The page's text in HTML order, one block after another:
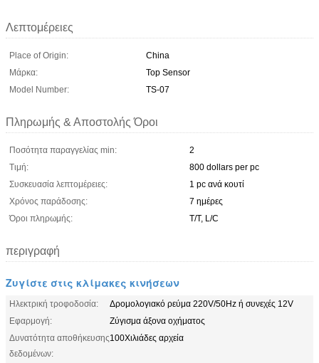
Λεπτομέρειες
Place of Origin:
China
Μάρκα:
Top Sensor
Model Number:
TS-07
Πληρωμής & Αποστολής Όροι
Ποσότητα παραγγελίας min:
2
Τιμή:
800 dollars per pc
Συσκευασία λεπτομέρειες:
1 pc ανά κουτί
Χρόνος παράδοσης:
7 ημέρες
Όροι πληρωμής:
T/T, L/C
περιγραφή
Ζυγίστε στις κλίμακες κινήσεων
Ηλεκτρική τροφοδοσία:
Δρομολογιακό ρεύμα 220V/50Hz ή συνεχές 12V
Εφαρμογή:
Ζύγισμα άξονα οχήματος
Δυνατότητα αποθήκευσης
δεδομένων:
100Χιλιάδες αρχεία